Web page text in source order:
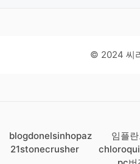
© 2024 씨
blogdonelsinhopaz 임플
21stonecrusher